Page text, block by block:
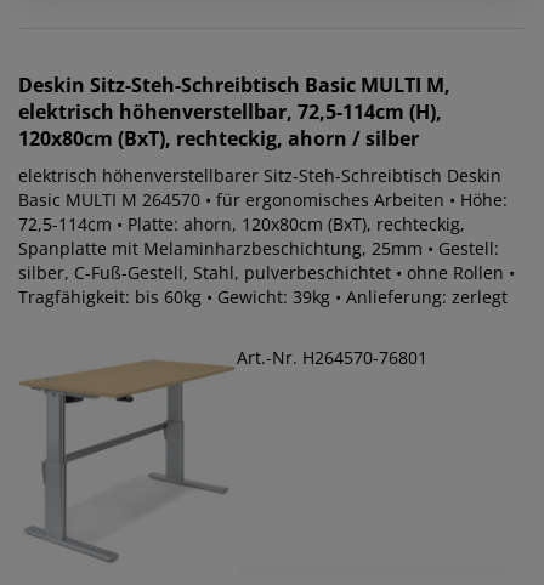
Deskin Sitz-Steh-Schreibtisch Basic MULTI M,
elektrisch höhenverstellbar, 72,5-114cm (H),
120x80cm (BxT), rechteckig, ahorn / silber
elektrisch höhenverstellbarer Sitz-Steh-Schreibtisch Deskin
Basic MULTI M 264570 • für ergonomisches Arbeiten • Höhe:
72,5-114cm • Platte: ahorn, 120x80cm (BxT), rechteckig,
Spanplatte mit Melaminharzbeschichtung, 25mm • Gestell:
silber, C-Fuß-Gestell, Stahl, pulverbeschichtet • ohne Rollen •
Tragfähigkeit: bis 60kg • Gewicht: 39kg • Anlieferung: zerlegt
Art.-Nr. H264570-76801